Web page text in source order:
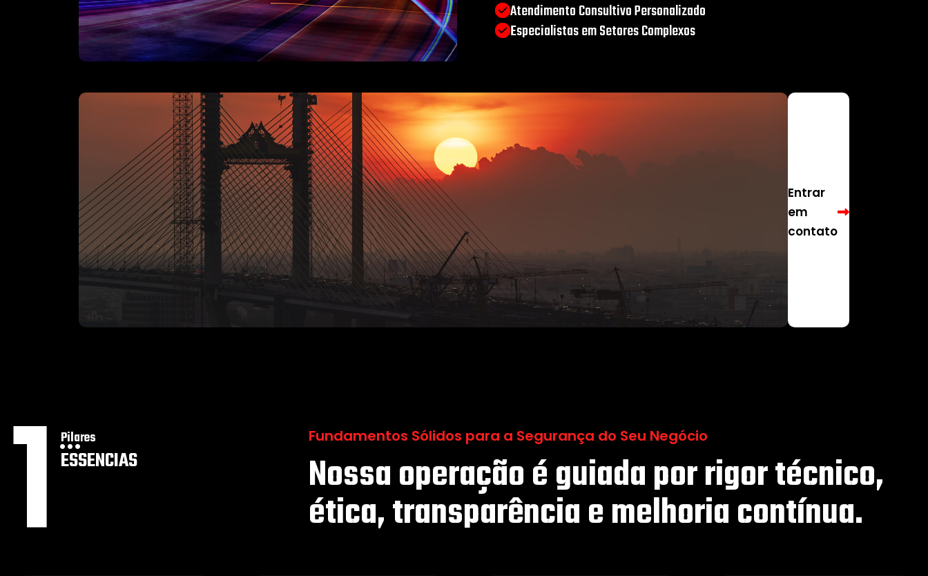
Atendimento Consultivo Personalizado
Especialistas em Setores Complexos
Entrar
em
contato
1 ...
Pilares
ESSENCIAS
Fundamentos Sólidos para a Segurança do Seu Negócio
Nossa operação é guiada por rigor técnico,
ética, transparência e melhoria contínua.